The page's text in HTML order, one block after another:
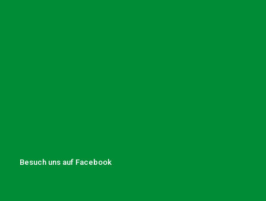
Besuch uns auf Facebook